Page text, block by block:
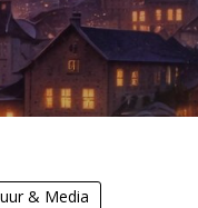
& Media